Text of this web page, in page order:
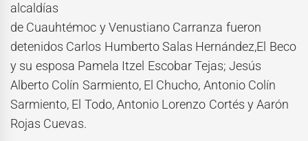
alcaldías
de Cuauhtémoc y Venustiano Carranza fueron
detenidos Carlos Humberto Salas Hernández,El Beco
y su esposa Pamela Itzel Escobar Tejas; Jesús
Alberto Colín Sarmiento, El Chucho, Antonio Colín
Sarmiento, El Todo, Antonio Lorenzo Cortés y Aarón
Rojas Cuevas.